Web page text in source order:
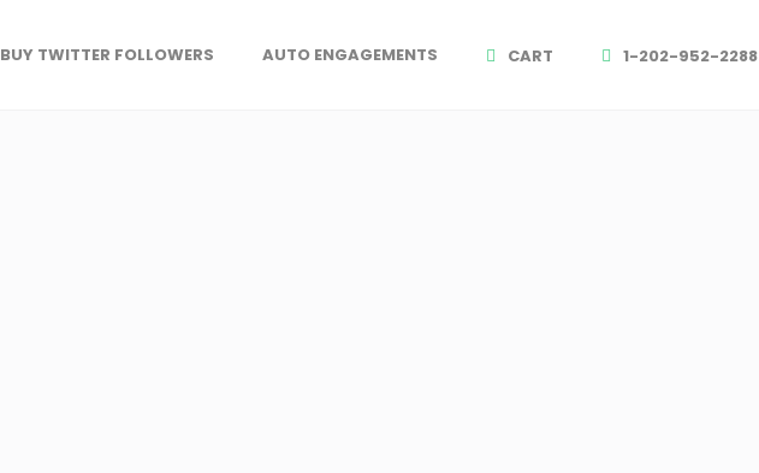
BUY TWITTER FOLLOWERS AUTO ENGAGEMENTS CART 1-202-952-2288